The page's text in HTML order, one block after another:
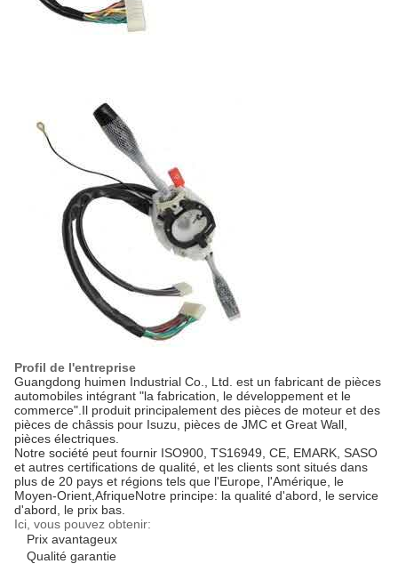
Profil de l'entreprise
Guangdong huimen Industrial Co., Ltd. est un fabricant de pièces
automobiles intégrant "la fabrication, le développement et le
commerce".Il produit principalement des pièces de moteur et des
pièces de châssis pour Isuzu, pièces de JMC et Great Wall,
pièces électriques.
Notre société peut fournir ISO900, TS16949, CE, EMARK, SASO
et autres certifications de qualité, et les clients sont situés dans
plus de 20 pays et régions tels que l'Europe, l'Amérique, le
Moyen-Orient,AfriqueNotre principe: la qualité d'abord, le service
d'abord, le prix bas.
Ici, vous pouvez obtenir:
Prix avantageux
Qualité garantie